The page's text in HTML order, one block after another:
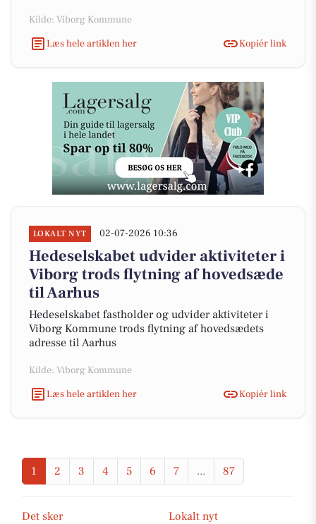
Kilde: Viborg Kommune
Læs hele artiklen her
Kopiér link
LOKALT NYT 02-07-2026 10:36
Hedeselskabet udvider aktiviteter i
Viborg trods flytning af hovedsæde
til Aarhus
Hedeselskabet fastholder og udvider aktiviteter i
Viborg Kommune trods flytning af hovedsædets
adresse til Aarhus
Kilde: Viborg Kommune
Læs hele artiklen her
Kopiér link
1 2 3 4 5 6 7 ... 87
Det sker
Lokalt nyt